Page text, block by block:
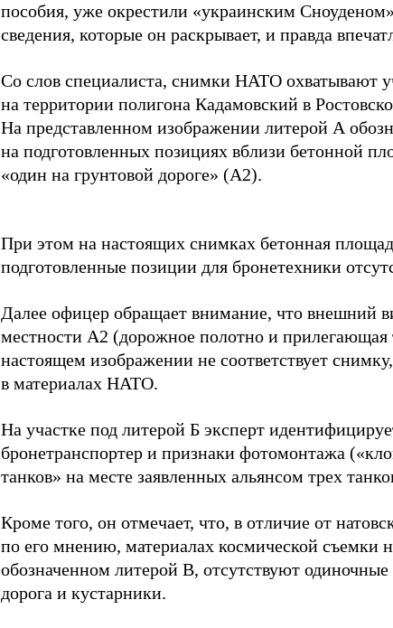
пособия, уже окрестили «украинским
сведения, которые он раскрывает, и правда
Со слов специалиста, снимки НАТО охватывают
на территории полигона Кадамовский в
На представленном изображении литерой А
на подготовленных позициях вблизи бетонной
«один на грунтовой дороге» (А2).
При этом на настоящих снимках бетонная
подготовленные позиции для бронетехники
Далее офицер обращает внимание, что внешний
местности А2 (дорожное полотно и прилегающая
настоящем изображении не соответствует
в материалах НАТО.
На участке под литерой Б эксперт
бронетранспортер и признаки фотомонтажа
танков» на месте заявленных альянсом трех
Кроме того, он отмечает, что, в отличие от
по его мнению, материалах космической съемки
обозначенном литерой В, отсутствуют одиночные
дорога и кустарники.